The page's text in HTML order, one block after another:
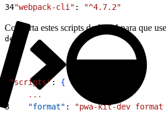
34"webpack-cli" : "^4.7.2"
Converta estes scripts do NPM para que
dev
"scripts": {
    ...
3
    "format"
: "pwa-kit-dev